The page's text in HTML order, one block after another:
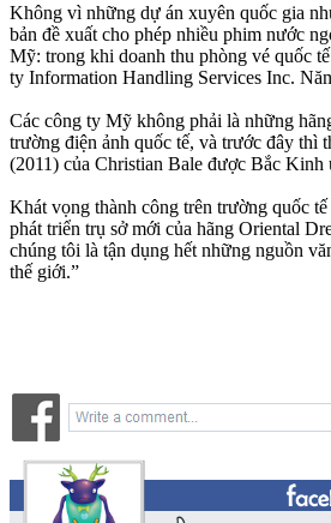
Không vì những dự án xuyên quốc gia
bản đề xuất cho phép nhiều phim nước
Mỹ: trong khi doanh thu phòng vé quốc
ty Information Handling Services Inc.
Các công ty Mỹ không phải là những
trường điện ảnh quốc tế, và trước đây thì
(2011) của Christian Bale được Bắc Kinh
Khát vọng thành công trên trường quốc
phát triển trụ sở mới của hãng Oriental
chúng tôi là tận dụng hết những nguồn
thế giới.”